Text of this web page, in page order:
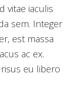
vitae iaculis
sem. Integer
est massa
ac ex.
eu libero